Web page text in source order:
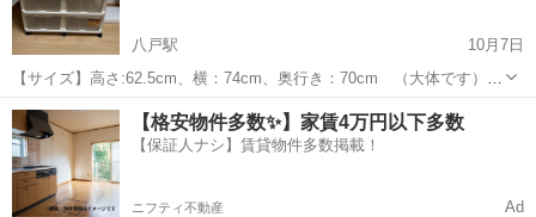
八戸駅
10月7日
【サイズ】高さ:62.5cm、横：74cm、奥行き：70cm （大体です）
【傷などの状態】とくに目立った傷はありません。 【アピールポイン
ト】状態はいいのでまだまだ使えます！ 【希望取引場所】櫛引八幡宮
第二駐車場 【希望...
青森 八戸市 八戸駅 収納家具 押入れ
【格安物件多数✨】家賃4万円以下多数
【保証人ナシ】賃貸物件多数掲載！
ニフティ不動産 Ad